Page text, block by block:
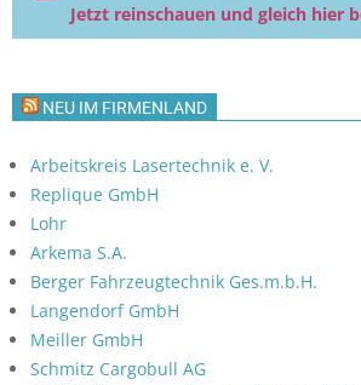
Jetzt reinschauen und gleich hier
NEU IM FIRMENLAND
Arbeitskreis Lasertechnik e. V.
Replique GmbH
Lohr
Arkema S.A.
Berger Fahrzeugtechnik Ges.m.b.H.
Langendorf GmbH
Meiller GmbH
Schmitz Cargobull AG